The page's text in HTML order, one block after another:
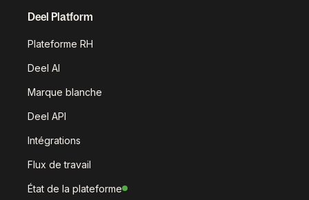
Deel Platform
Plateforme RH
Deel AI
Marque blanche
Deel API
Intégrations
Flux de travail
État de la plateforme